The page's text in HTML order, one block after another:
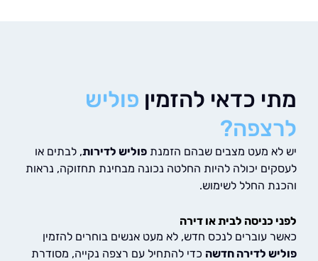
כדאי להזמיןפוליש
מעט מצבים שבהם הזמנתפוליש לדירות, לבתים או
יכולה להיות החלטה נכונה מבחינת תחזוקה, נראות
החלל לשימוש.
כניסה לבית או דירה
עוברים לנכס חדש, לא מעט אנשים בוחרים להזמין
לדירה חדשהכדי להתחיל עם רצפה נקייה, מסודרת